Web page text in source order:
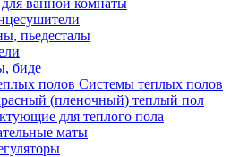
ванной комнаты
пьедесталы
биде
Системы теплых полов
(пленочный) теплый пол
для теплого пола
маты